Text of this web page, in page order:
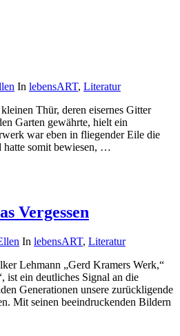
In lebensART, Literatur
Thür, deren eisernes Gitter
Garten gewährte, hielt ein
war eben in fliegender Eile die
hatte somit bewiesen, …
Vergessen
In lebensART, Literatur
Lehmann „Gerd Kramers Werk,“
ist ein deutliches Signal an die
Generationen unsere zurückligende
Mit seinen beeindruckenden Bildern